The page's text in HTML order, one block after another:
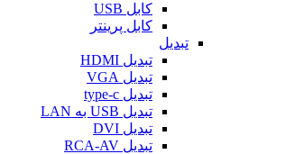
کابل USB
کابل پرینتر
تبدیل
تبدیل HDMI
تبدیل VGA
تبدیل type-c
تبدیل USB به LAN
تبدیل DVI
تبدیل RCA-AV